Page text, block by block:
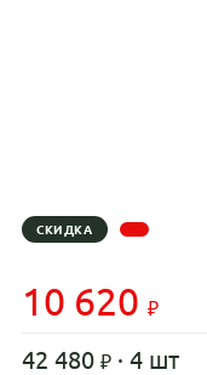
СКИДКА
10 620
42 480 · 4 шт